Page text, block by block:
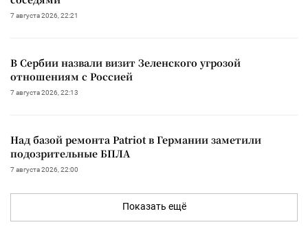
7 августа 2026, 22:21
В Сербии назвали визит Зеленского угрозой
отношениям с Россией
7 августа 2026, 22:13
Над базой ремонта Patriot в Германии заметили
подозрительные БПЛА
7 августа 2026, 22:00
Показать ещё